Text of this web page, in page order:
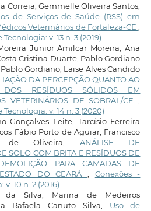
Correia, Gemmelle Oliveira Santos,
de Serviços de Saúde (RSS) em
Veterinários de Fortaleza-CE
v. 13 n. 3 (2019)
Junior Amilcar Moreira, Ana
Cristina Duarte, Pablo Gordiano
Gordiano, Laise Alves Candido
DA PERCEPÇÃO QUANTO AO
DOS RESÍDUOS SÓLIDOS EM
VETERINÁRIOS DE SOBRAL/CE
v. 14 n. 3 (2020)
Gonçalves Leite, Tarcísio Ferreira
Fábio Porto de Aguiar, Francisco
de Oliveira, ANÁLISE DE
SOLO COM BRITA E RESÍDUOS DE
PARA CAMADAS DE
DO CEARÁ
Conexões -
10 n. 2 (2016)
da Silva, Marina de Medeiros
Rafaela Canuto Silva, Uso de